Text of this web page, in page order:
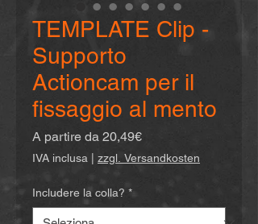
TEMPLATE Clip -
Supporto
Actioncam per il
fissaggio al mento
A partire da 20,49€Prezzo
scontato
IVA inclusa zzgl. Versandkosten
Includere la colla? *